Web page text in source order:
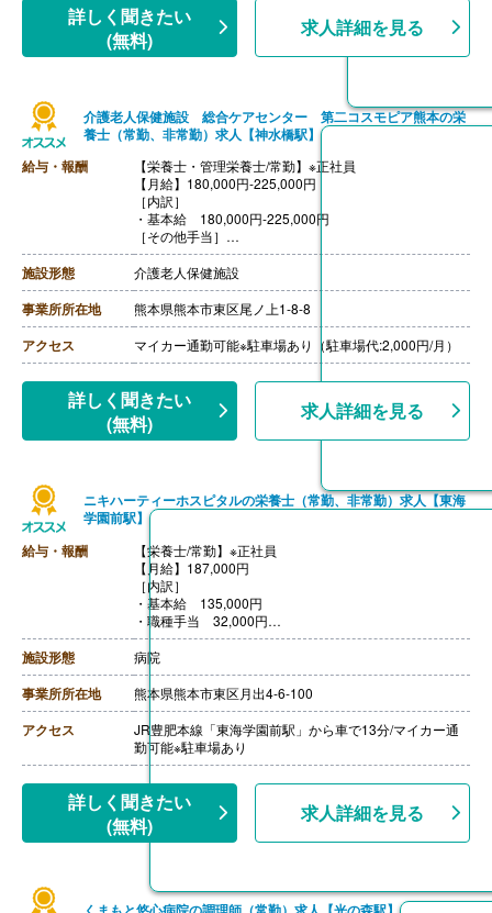
++++++++++++++++++++
【栄養士・管理栄養士/非常勤】
【時給】1,200円-1,300円
【賞与】なし
【退職金】なし
詳しく聞きたい
(無料)
求人詳細を見る
介護老人保健施設 総合ケアセンター 第二コスモピア熊本の栄
養士（常勤、非常勤）求人【神水橋駅】
給与・報酬
【栄養士・管理栄養士/常勤】※正社員
【月給】180,000円-225,000円
［内訳］
・基本給 180,000円-225,000円
［その他手当］
・資格手当（栄養士） 3,000円
・家族手当 3,000円-5,000円
・住居手当 15,000円
【賞与】年2回（計2.50ヶ月分）※前年度実績
【通勤手当】あり（上限19,500円/月）
【昇給】あり（1月あたり1,000円-2,000円）※前年度実
績
++++++++++++++++++++
【栄養士・管理栄養士/非常勤】
【時給】1,200円-1,300円
【賞与】なし
【退職金】なし
施設形態 介護老人保健施設
事業所所在地 熊本県熊本市東区尾ノ上1-8-8
アクセス マイカー通勤可能※駐車場あり（駐車場代:2,000円/月）
詳しく聞きたい
(無料)
求人詳細を見る
ニキハーティーホスピタルの栄養士（常勤、非常勤）求人【東海
学園前駅】
給与・報酬
【栄養士/常勤】※正社員
【月給】187,000円
［内訳］
・基本給 135,000円
・職種手当 32,000円
・資格手当 15,000円
・調整手 5,000円
［その他手当］
・早出手当 16,000円/月 ※月8回程度
【賞与】年2回（計3.50ヶ月分）※前年度実績
【通勤手当】あり（上限16,800円/月）
【昇給】あり（1月あたり1,000円-）※前年度実績
【退職金】あり※勤続3年以上
施設形態 病院
事業所所在地 熊本県熊本市東区月出4-6-100
アクセス
JR豊肥本線「東海学園前駅」から車で13分/マイカー通
勤可能※駐車場あり
詳しく聞きたい
(無料)
求人詳細を見る